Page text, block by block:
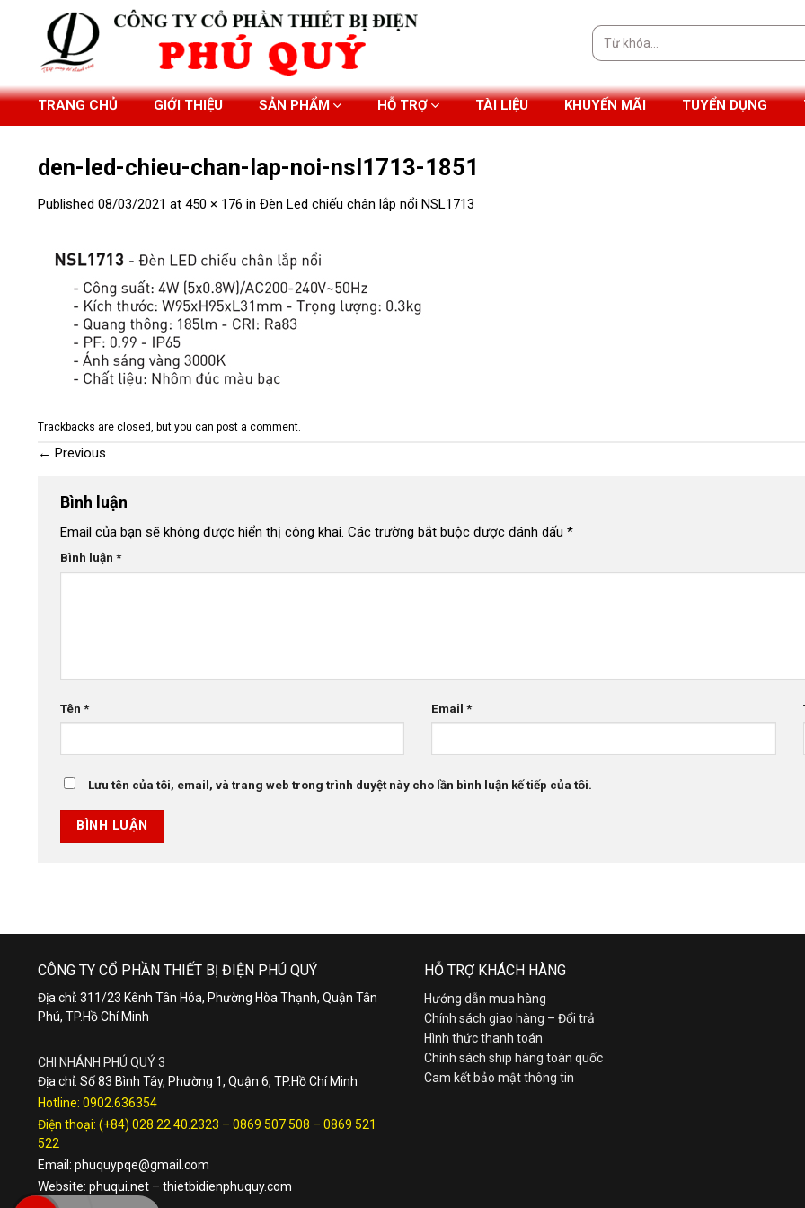
Tìm
kiếm:
TRANG CHỦ GIỚI THIỆU SẢN PHẨM HỖ TRỢ TÀI LIỆU KHUYẾN MÃI TUYỂN DỤNG
den-led-chieu-chan-lap-noi-nsl1713-1851
Published 08/03/2021 at 450 × 176 in Đèn Led chiếu chân lắp nổi NSL1713
Trackbacks are closed, but you can post a comment
← Previous
Bình luận
Email của bạn sẽ không được hiển thị công khai. Các trường bắt buộc được đánh dấu *
Bình luận *
Tên * Email*
Lưu tên của tôi, email, và trang web trong trình duyệt này cho lần bình luận kế tiếp của tôi.
CÔNG TY CỔ PHẦN THIẾT BỊ ĐIỆN PHÚ QUÝ
Địa chỉ: 311/23 Kênh Tân Hóa, Phường Hòa Thạnh, Quận Tân
Phú, TP.Hồ Chí Minh
CHI NHÁNH PHÚ QUÝ 3
Địa chỉ: Số 83 Bình Tây, Phường 1, Quận 6, TP.Hồ Chí Minh
Hotline: 0902.636354
Điện thoại: (+84) 028.22.40.2323 – 0869 507 508 – 0869 521
522
Email: phuquypqe@gmail.com
Website: phuqui.net – thietbidienphuquy.com
HỖ TRỢ KHÁCH HÀNG
Hướng dẫn mua hàng
Chính sách giao hàng – Đổi trả
Hình thức thanh toán
Chính sách ship hàng toàn quốc
Cam kết bảo mật thông tin